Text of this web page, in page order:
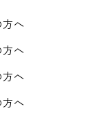
へ
へ
へ
へ